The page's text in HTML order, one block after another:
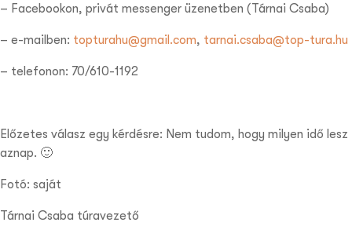
– Facebookon, privát messenger üzenetben (Tárnai Csaba)
– e-mailben: topturahu@gmail.com, tarnai.csaba@top-tura.hu
– telefonon: 70/610-1192
Előzetes válasz egy kérdésre: Nem tudom, hogy milyen idő lesz
aznap. 🙂
Fotó: saját
Tárnai Csaba túravezető